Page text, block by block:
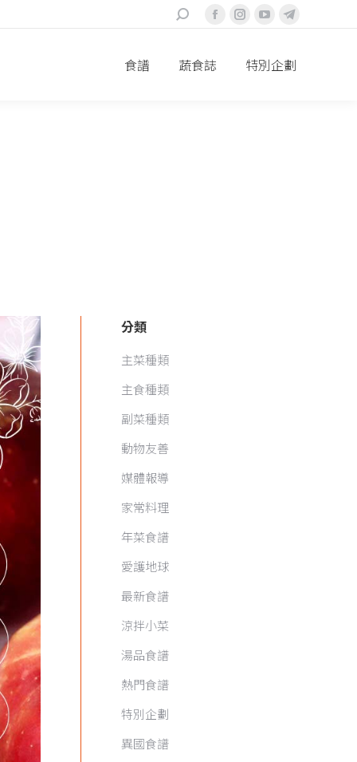
搜
Facebook
opens
Instagram
opens
YouTube
opens
Telegram
opens
食譜 蔬食誌 特別企劃
分類
主菜種類
主食種類
副菜種類
動物友善
媒體報導
家常料理
年菜食譜
愛護地球
最新食譜
涼拌小菜
湯品食譜
熱門食譜
特別企劃
異國食譜